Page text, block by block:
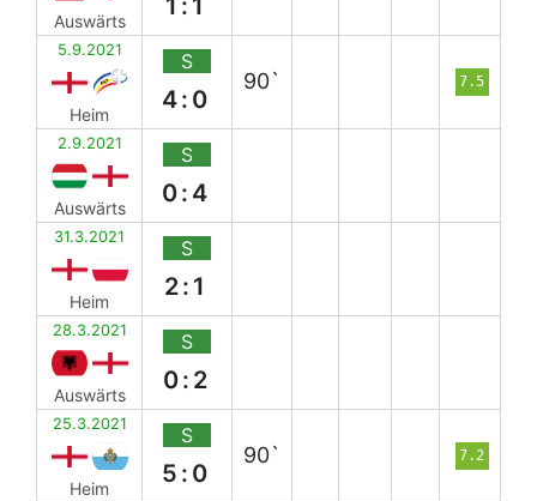
Auswärts
5.9.2021
Heim
S
4:0
90` 7.5
2.9.2021
Auswärts
S
0:4
31.3.2021
Heim
S
2:1
28.3.2021
Auswärts
S
0:2
25.3.2021
Heim
S
5:0
90` 7.2